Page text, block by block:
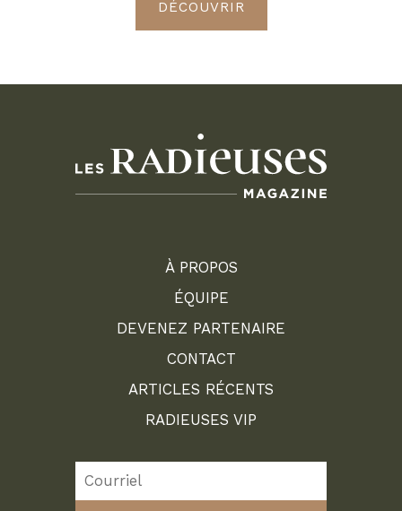
DÉCOUVRIR
À PROPOS
ÉQUIPE
DEVENEZ PARTENAIRE
CONTACT
ARTICLES RÉCENTS
RADIEUSES VIP